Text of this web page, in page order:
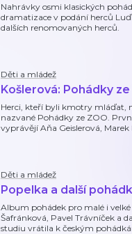
Nahrávky osmi klasických
dramatizace v podání herců
dalších renomovaných herců.
Děti a mládež
Košlerová: Pohádky ze
Herci, kteří byli kmotry mláďat,
nazvané Pohádky ze ZOO.
vyprávějí Aňa Geislerová,
Děti a mládež
Popelka a další
Album pohádek pro malé i
Šafránková, Pavel Trávníček a
studiu vrátila k českým